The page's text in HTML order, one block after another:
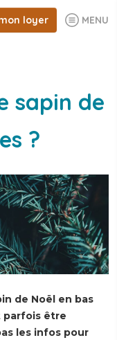
loyer MENU
sapin de
?
de Noël en bas
parfois être
les infos pour